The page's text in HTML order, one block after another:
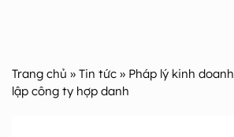
Trang chủ » Tin tức » Pháp lý kinh doanh
lập công ty hợp danh